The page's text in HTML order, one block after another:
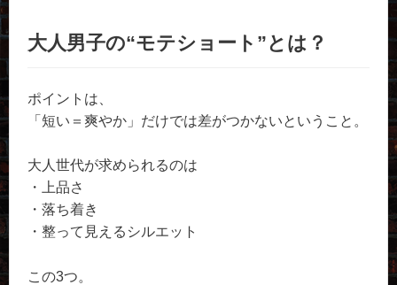
大人男子の“モテショート”とは？
ポイントは、
「短い＝爽やか」だけでは差がつかないということ。
大人世代が求められるのは
・上品さ
・落ち着き
・整って見えるシルエット
この3つ。